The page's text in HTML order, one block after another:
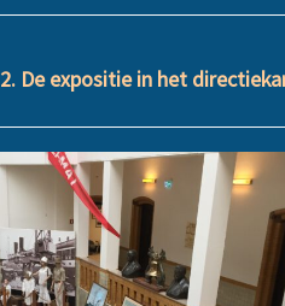
2. De expositie in het